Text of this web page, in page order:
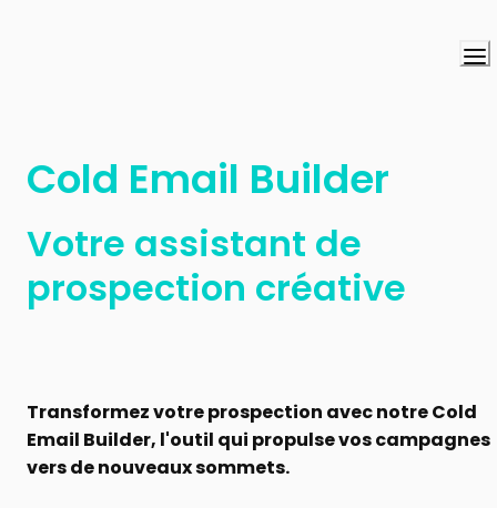
Cold Email Builder
Votre assistant de
prospection créative
Transformez votre prospection avec notre Cold
Email Builder, l'outil qui propulse vos campagnes
vers de nouveaux sommets.